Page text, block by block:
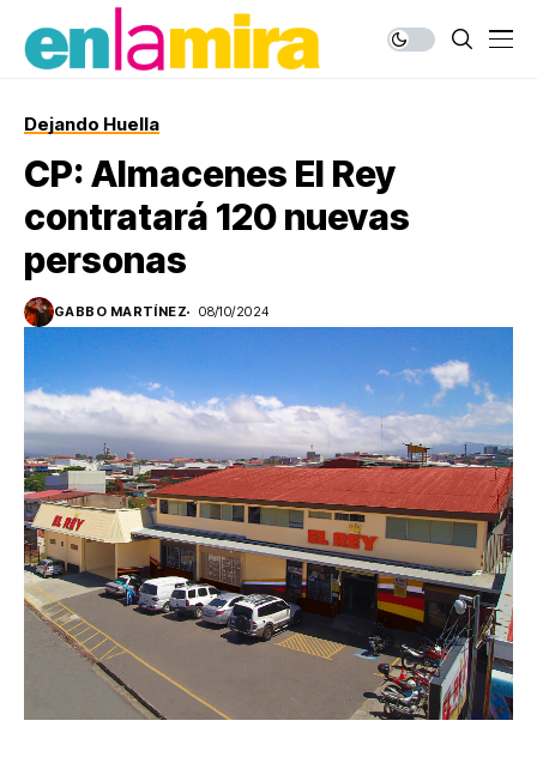
Dejando Huella
CP: Almacenes El Rey
contratará 120 nuevas
personas
GABBO MARTÍNEZ 08/10/2024